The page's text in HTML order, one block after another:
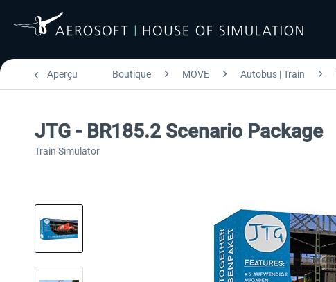
Aperçu Boutique MOVE Autobus | Train
JTG - BR185.2 Scenario Package
Train Simulator